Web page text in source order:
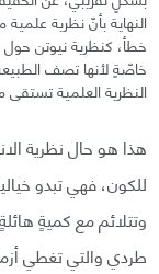
النهاية بأنّ نظرية
خطأ، كنظرية نيوتن
خاصّةٍ لأنها تصف
النظرية العلمية
هذا هو حال نظرية
للكون، فهي تبدو
وتتلائم مع كميةٍ
طردي والتي تغطي